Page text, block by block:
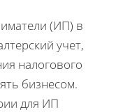
(ИП) в
учет,
налогового
бизнесом.
для ИП